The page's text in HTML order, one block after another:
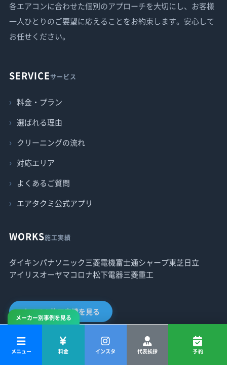
メーカー別事例を見る
メニュー 料金 インスタ 代表挨拶 予約
各エアコンに合わせた個別のアプローチを大切にし、お客様
一人ひとりのご要望に応えることをお約束します。安心して
お任せください。
SERVICEサービス
料金・プラン
選ばれる理由
クリーニングの流れ
対応エリア
よくあるご質問
エアタクミ公式アプリ
WORKS施工実績
ダイキンパナソニック三菱電機富士通シャープ東芝日立
アイリスオーヤマコロナ松下電器三菱重工
すべての施工実績を見る
CONTENTS